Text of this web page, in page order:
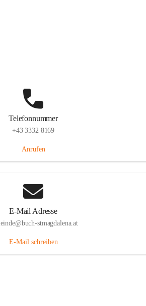
Telefonnummer
+43 3332 8169
Anrufen
E-Mail Adresse
stmagdalena.at
E-Mail schreiben